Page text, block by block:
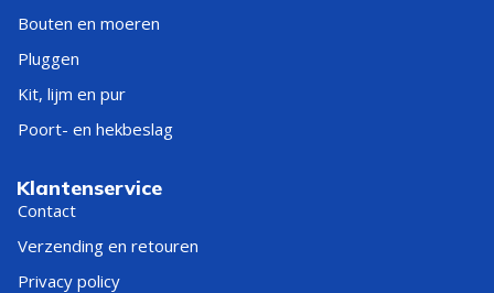
Bouten en moeren
Pluggen
Kit, lijm en pur
Poort- en hekbeslag
Klantenservice
Contact
Verzending en retouren
Privacy policy